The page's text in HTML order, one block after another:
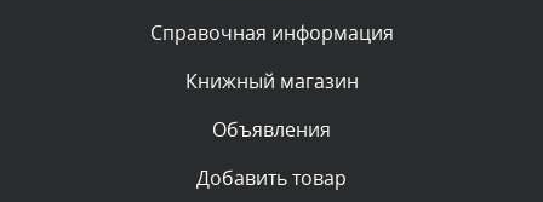
Текст комментария будет виден после проверки
администратором.
Комментарий проверяется
Текст комментария будет виден после проверки
администратором.
Справочная информация
Книжный магазин
Объявления
Добавить товар